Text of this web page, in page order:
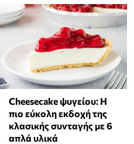
Cheesecake ψυγείου: Η
πιο εύκολη εκδοχή της
κλασικής συνταγής με 6
απλά υλικά